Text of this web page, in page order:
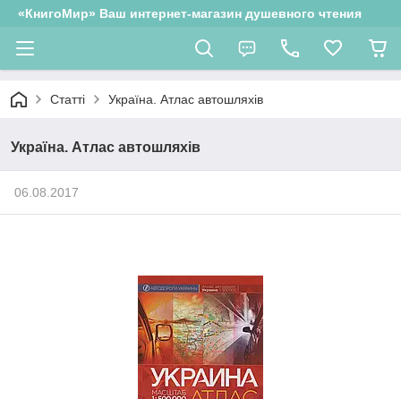
«КнигоМир» Ваш интернет-магазин душевного чтения
Статті Україна. Атлас автошляхів
Україна. Атлас автошляхів
06.08.2017